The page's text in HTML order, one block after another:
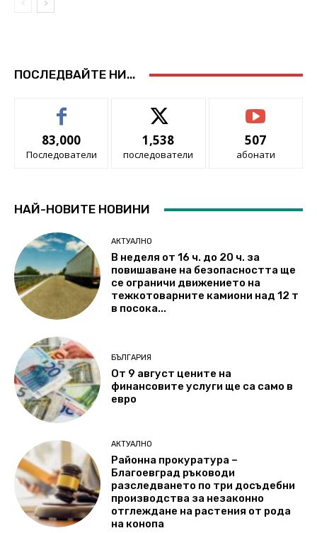
ПОСЛЕДВАЙТЕ НИ...
83,000
Последователи
1,538
последователи
507
абонати
НАЙ-НОВИТЕ НОВИНИ
АКТУАЛНО
В неделя от 16 ч. до 20 ч. за
повишаване на безопасността ще
се ограничи движението на
тежкотоварните камиони над 12 т
в посока...
БЪЛГАРИЯ
От 9 август цените на
финансовите услуги ще са само в
евро
АКТУАЛНО
Районна прокуратура –
Благоевград ръководи
разследването по три досъдебни
производства за незаконно
отглеждане на растения от рода
на конопа